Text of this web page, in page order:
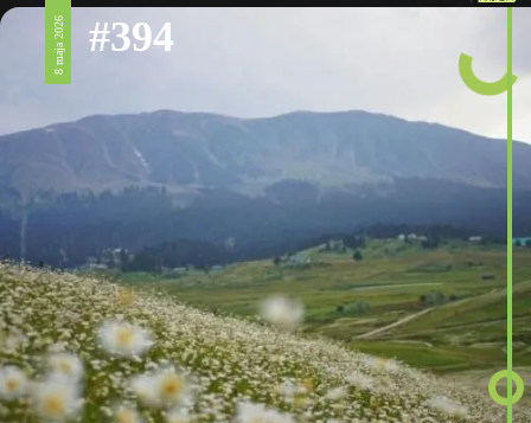
8 maja 2026 #394